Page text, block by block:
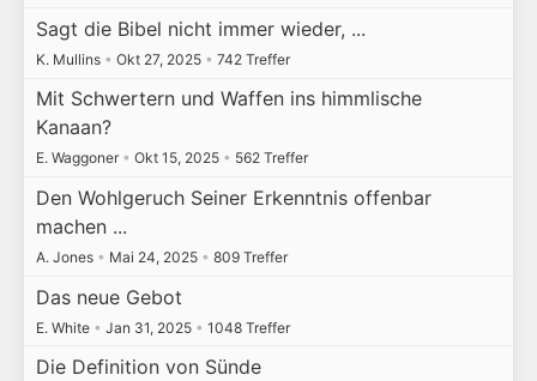
Sagt die Bibel nicht immer wieder, ...
K. Mullins • Okt 27, 2025 • 742 Treffer
Mit Schwertern und Waffen ins himmlische
Kanaan?
E. Waggoner • Okt 15, 2025 • 562 Treffer
Den Wohlgeruch Seiner Erkenntnis offenbar
machen ...
A. Jones • Mai 24, 2025 • 809 Treffer
Das neue Gebot
E. White • Jan 31, 2025 • 1048 Treffer
Die Definition von Sünde